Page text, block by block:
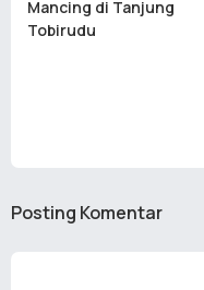
Mancing di Tanjung
Tobirudu
Posting Komentar